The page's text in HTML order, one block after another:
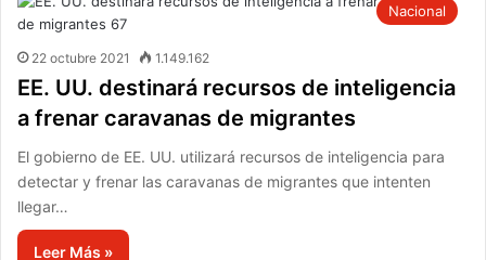
Nacional
22 octubre 2021 1.149.162
EE. UU. destinará recursos de inteligencia
a frenar caravanas de migrantes
El gobierno de EE. UU. utilizará recursos de inteligencia para
detectar y frenar las caravanas de migrantes que intenten
llegar…
Leer Más »